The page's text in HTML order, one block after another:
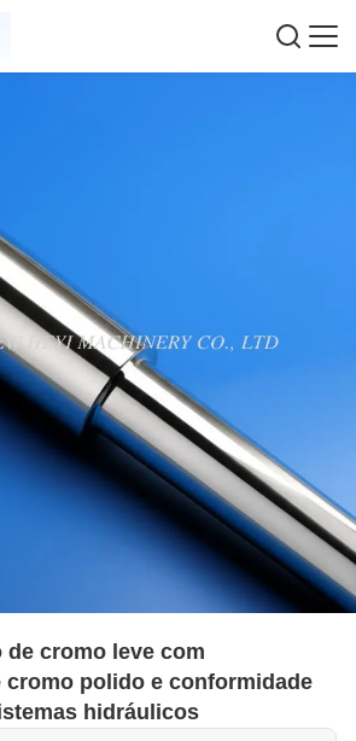
de cromo leve com
cromo polido e conformidade
hidráulicos